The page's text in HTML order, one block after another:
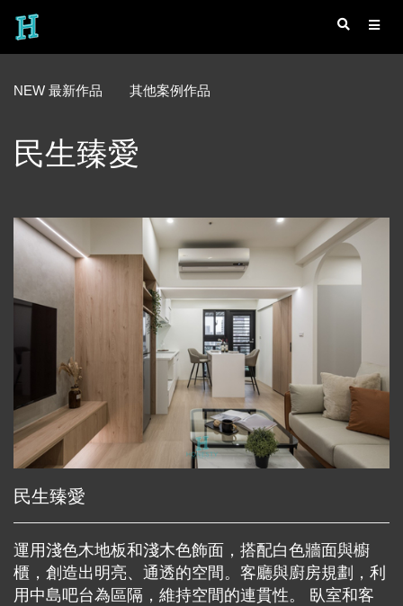
NEW 最新作品 其他案例作品
民生臻愛
民生臻愛
運用淺色木地板和淺木色飾面，搭配白色牆面與櫥
櫃，創造出明亮、通透的空間。客廳與廚房規劃，利
用中島吧台為區隔，維持空間的連貫性。 臥室和客